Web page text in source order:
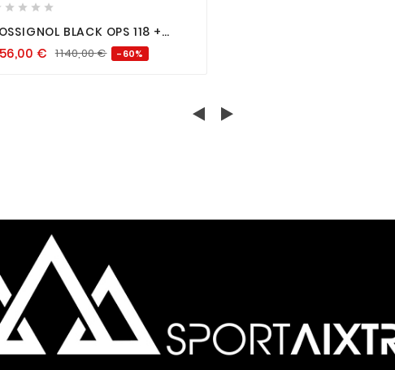
   
BLACK OPS 118 +
PIVOT 12 FORZA 3.0
€ 1 140,00€ -60%